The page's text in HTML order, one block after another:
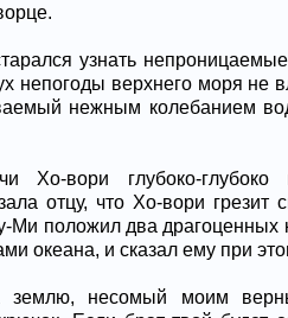
узнать
непогоды верхнего моря не
нежным колебанием
вори глубоко-глубоко
отцу, что Хо-вори
Ми положил два
океана, и сказал ему при
землю, несомый моим